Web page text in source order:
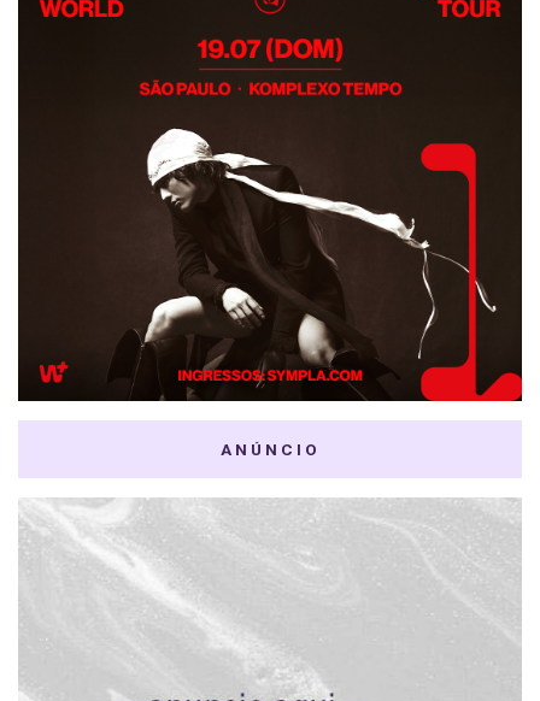
ANÚNCIO